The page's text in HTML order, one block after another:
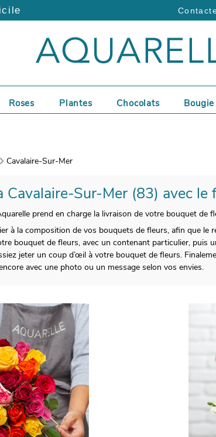
Roses Plantes Chocolats Bougie
Cavalaire-Sur-Mer
Cavalaire-Sur-Mer (83) avec
prend en charge la livraison de votre bouquet de
à la composition de vos bouquets de fleurs, afin que le
bouquet de fleurs, avec un contenant particulier, puis
jeter un coup d’œil à votre bouquet de fleurs.
avec une photo ou un message selon vos envies.